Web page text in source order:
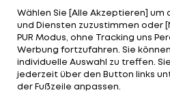
England-Interesse:
Wählen Sie [Alle Akzeptieren] um
und Diensten zuzustimmen oder
PUR Modus, ohne Tracking uns
Werbung fortzufahren. Sie
individuelle Auswahl zu treffen.
jederzeit über den Button links
der Fußzeile anpassen.